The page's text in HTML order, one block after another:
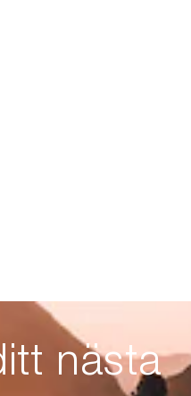
nästa